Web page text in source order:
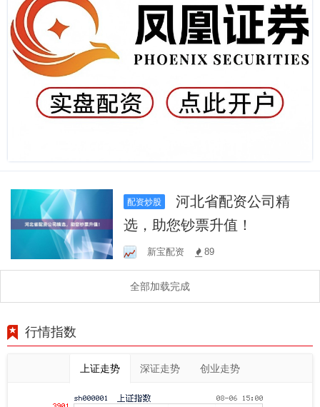
配资炒股
河北省配资公司精
选，助您钞票升值！
新宝配资 89
全部加载完成
行情指数
上证走势 深证走势 创业走势